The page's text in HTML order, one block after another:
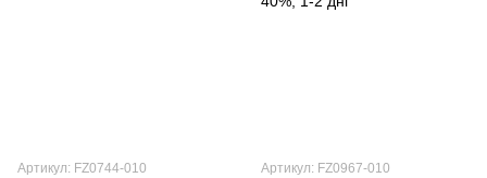
Артикул: FZ0744-010 Артикул: FZ0967-010